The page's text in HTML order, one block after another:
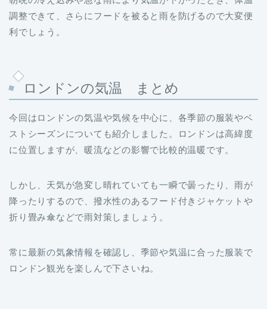
調整できて、さらにフードを被ると雨を防げるので大変便
利でしょう。
ロンドンの気温 まとめ
今回はロンドンの気温や気候を中心に、各季節の服装やベ
ストシーズンについても紹介しました。ロンドンは高緯度
に位置しますが、暖流などの影響で比較的温暖です。
しかし、天気が急変し晴れていても一瞬で曇ったり、雨が
降ったりするので、撥水性のあるフード付きジャケットや
折り畳み傘などで雨対策しましょう。
常に最新の気象情報を確認し、季節や気温に合った服装で
ロンドン観光を楽しんで下さいね。